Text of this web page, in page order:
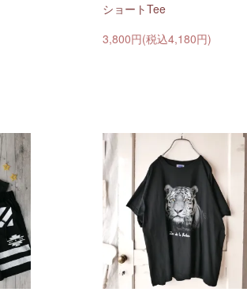
ショートTee
3,800円(税込4,180円)